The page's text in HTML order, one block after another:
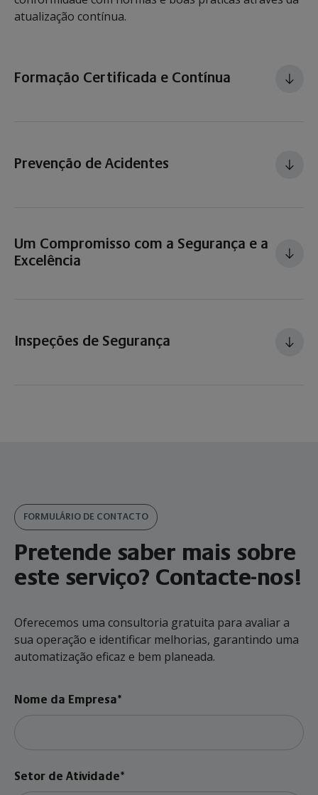
atualização contínua.
Formação Certificada e Contínua
Prevenção de Acidentes
Um Compromisso com a Segurança e a
Excelência
Inspeções de Segurança
FORMULÁRIO DE CONTACTO
Pretende saber mais sobre
este serviço? Contacte-nos!
Oferecemos uma consultoria gratuita para avaliar a
sua operação e identificar melhorias, garantindo uma
automatização eficaz e bem planeada.
Nome da Empresa*
Setor de Atividade*